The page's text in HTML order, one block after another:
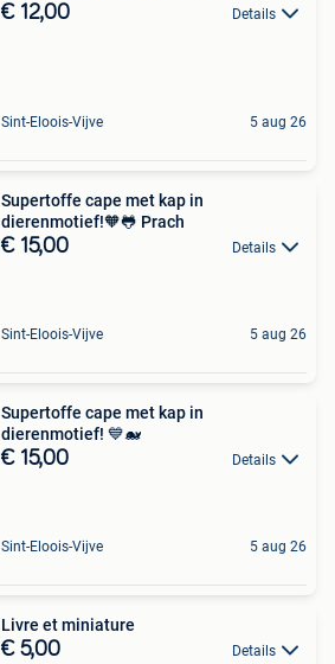
€ 12,00 Details
Sint-Eloois-Vijve 5 aug 26
Supertoffe cape met kap in
dierenmotief!🧡🐸 Prach
€ 15,00 Details
Sint-Eloois-Vijve 5 aug 26
Supertoffe cape met kap in
dierenmotief! 💙🐋
€ 15,00 Details
Sint-Eloois-Vijve 5 aug 26
Livre et miniature
€ 5,00 Details